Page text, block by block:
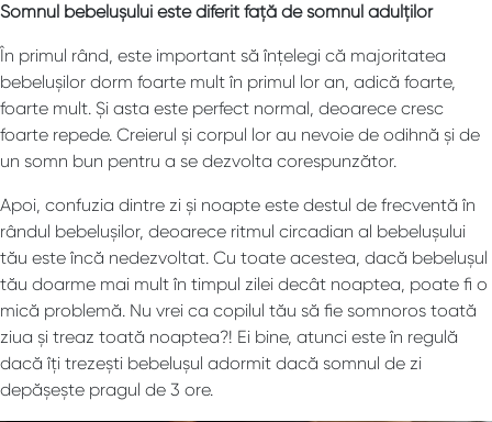
Somnul bebelușului este diferit față de somnul adulților
În primul rând, este important să înțelegi că majoritatea
bebelușilor dorm foarte mult în primul lor an, adică foarte,
foarte mult. Și asta este perfect normal, deoarece cresc
foarte repede. Creierul și corpul lor au nevoie de odihnă și de
un somn bun pentru a se dezvolta corespunzător.
Apoi, confuzia dintre zi și noapte este destul de frecventă în
rândul bebelușilor, deoarece ritmul circadian al bebelușului
tău este încă nedezvoltat. Cu toate acestea, dacă bebelușul
tău doarme mai mult în timpul zilei decât noaptea, poate fi o
mică problemă. Nu vrei ca copilul tău să fie somnoros toată
ziua și treaz toată noaptea?! Ei bine, atunci este în regulă
dacă îți trezești bebelușul adormit dacă somnul de zi
depășește pragul de 3 ore.